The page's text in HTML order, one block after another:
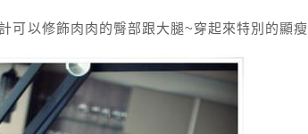
可以修飾肉肉的臀部跟大腿~穿起來特別的顯瘦